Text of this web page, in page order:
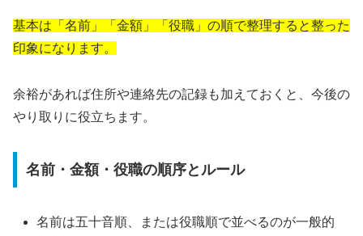
基本は「名前」「金額」「役職」の順で整理すると整った
印象になります。
余裕があれば住所や連絡先の記録も加えておくと、今後の
やり取りに役立ちます。
名前・金額・役職の順序とルール
名前は五十音順、または役職順で並べるのが一般的